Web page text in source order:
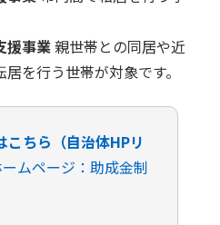
援事業親世帯との同居や近
を行う世帯が対象です。
こちら（自治体HPリ
ムページ：助成金制